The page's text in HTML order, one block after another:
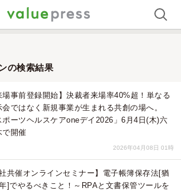
の検索結果
場事前登録開始】決裁者来場率40%超！単なる
会ではなく新規事業が生まれる共創の場へ。
ポーツヘルスケアoneデイ2026」6月4日(木)六
で開催
2026年04月08日 01時
社共催オンラインセミナー】電子帳簿保存法[猶
]でやるべきこと！～RPAと文書保管ツールを